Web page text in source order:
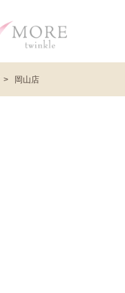
岡山店